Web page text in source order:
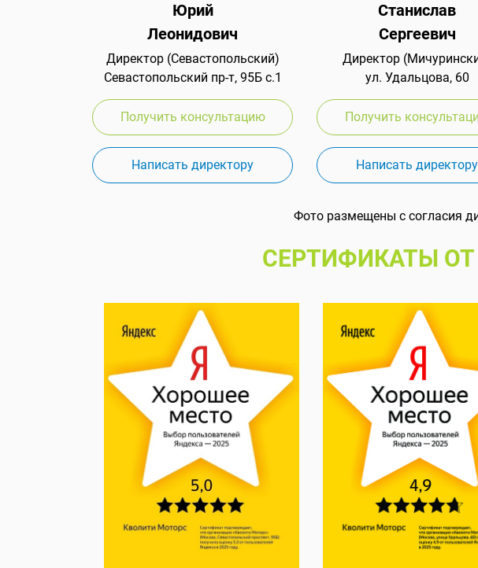
Юрий
Леонидович
Директор (Севастопольский)
Севастопольский пр-т, 95Б с.1
Получить консультацию
Написать директору
Станислав
Сергеевич
Директор
ул. Удальцова, 60
Получить
Написать директору
Фото размещены с согласия
СЕРТИФИКАТЫ